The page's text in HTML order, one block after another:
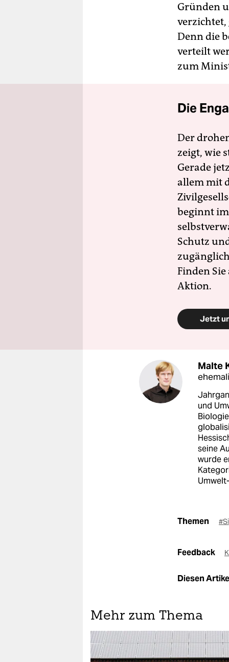
Gründen
verzichtet,
Denn die
verteilt
zum
Die
Der
zeigt, wie
Gerade
allem mit
beginnt
Schutz
Finden
Aktion.
Jetzt
Malte
und
seine
wurde
Themen
Feedback
Diesen
Mehr zum Thema